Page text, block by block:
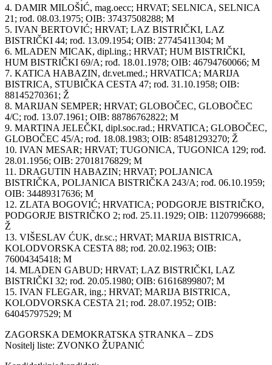
4. DAMIR MILOŠIĆ, mag.oecc; HRVAT; SELNICA, SELNICA
21; rođ. 08.03.1975; OIB: 37437508288; M
5. IVAN BERTOVIĆ; HRVAT; LAZ BISTRIČKI, LAZ
BISTRIČKI 44; rođ. 13.09.1954; OIB: 27745411304; M
6. MLADEN MICAK, dipl.ing.; HRVAT; HUM BISTRIČKI,
HUM BISTRIČKI 69/A; rođ. 18.01.1978; OIB: 46794760066; M
7. KATICA HABAZIN, dr.vet.med.; HRVATICA; MARIJA
BISTRICA, STUBIČKA CESTA 47; rođ. 31.10.1958; OIB:
88145270361; Ž
8. MARIJAN SEMPER; HRVAT; GLOBOČEC, GLOBOČEC
4/C; rođ. 13.07.1961; OIB: 88786762822; M
9. MARTINA JELEČKI, dipl.soc.rad.; HRVATICA; GLOBOČEC,
GLOBOČEC 45/A; rođ. 18.08.1983; OIB: 85481293270; Ž
10. IVAN MESAR; HRVAT; TUGONICA, TUGONICA 129; rođ.
28.01.1956; OIB: 27018176829; M
11. DRAGUTIN HABAZIN; HRVAT; POLJANICA
BISTRIČKA, POLJANICA BISTRIČKA 243/A; rođ. 06.10.1959;
OIB: 34489317636; M
12. ZLATA BOGOVIĆ; HRVATICA; PODGORJE BISTRIČKO,
PODGORJE BISTRIČKO 2; rođ. 25.11.1929; OIB: 11207996688;
Ž
13. VIŠESLAV ĆUK, dr.sc.; HRVAT; MARIJA BISTRICA,
KOLODVORSKA CESTA 88; rođ. 20.02.1963; OIB:
76004345418; M
14. MLADEN GABUD; HRVAT; LAZ BISTRIČKI, LAZ
BISTRIČKI 32; rođ. 20.05.1980; OIB: 61616899807; M
15. IVAN FLEGAR, ing.; HRVAT; MARIJA BISTRICA,
KOLODVORSKA CESTA 21; rođ. 28.07.1952; OIB:
64045797529; M
ZAGORSKA DEMOKRATSKA STRANKA – ZDS
Nositelj liste: ZVONKO ŽUPANIĆ